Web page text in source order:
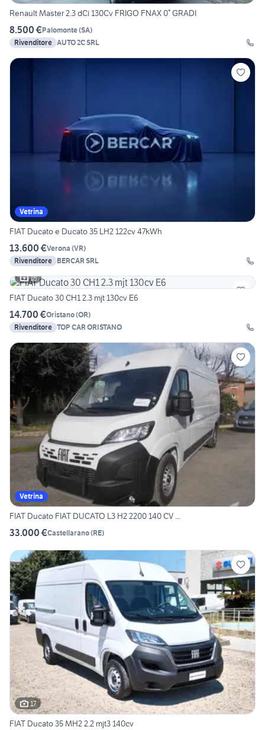
Renault Master 2.3 dCi 130Cv FRIGO FNAX 0° GRADI
8.500 €Palomonte(SA)
Rivenditore AUTO 2C SRL
Vetrina
FIAT Ducato e Ducato 35 LH2 122cv 47kWh
13.600 €Verona (VR)
Rivenditore BERCAR SRL
18
FIAT Ducato 30 CH1 2.3 mjt 130cv E6
14.700 €Oristano(OR)
Rivenditore TOP CAR ORISTANO
Vetrina
FIAT Ducato FIAT DUCATO L3 H2 2200 140 CV ...
33.000 €Castellarano(RE)
17
FIAT Ducato 35 MH2 2.2 mjt3 140cv